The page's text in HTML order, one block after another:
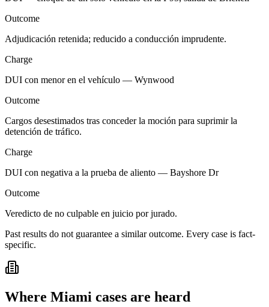
Outcome
Adjudicación retenida; reducido a conducción imprudente.
Charge
DUI con menor en el vehículo — Wynwood
Outcome
Cargos desestimados tras conceder la moción para suprimir la
detención de tráfico.
Charge
DUI con negativa a la prueba de aliento — Bayshore Dr
Outcome
Veredicto de no culpable en juicio por jurado.
Past results do not guarantee a similar outcome. Every case is fact-
specific.
Where Miami cases are heard